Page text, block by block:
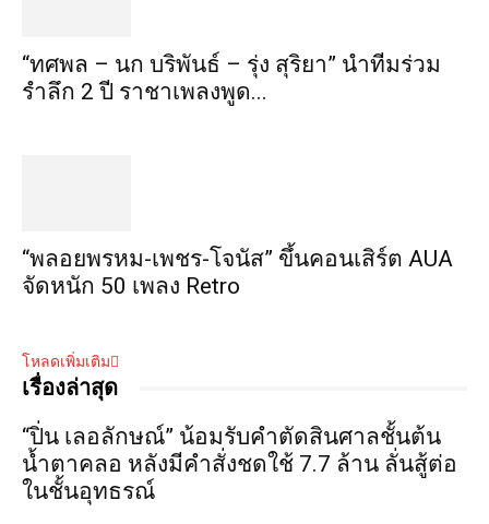
“ทศพล – นก บริพันธ์ – รุ่ง สุริยา” นำทีมร่วม
รำลึก 2 ปี ราชาเพลงพูด...
“พลอยพรหม-เพชร-โจนัส” ขึ้นคอนเสิร์ต AUA
จัดหนัก 50 เพลง Retro
โหลดเพิ่มเติม
เรื่องล่าสุด
“ปิ่น เลอลักษณ์” น้อมรับคำตัดสินศาลชั้นต้น
น้ำตาคลอ หลังมีคำสั่งชดใช้ 7.7 ล้าน ลั่นสู้ต่อ
ในชั้นอุทธรณ์